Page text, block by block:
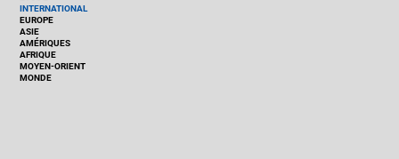
INTERNATIONAL
EUROPE
ASIE
AMÉRIQUES
AFRIQUE
MOYEN-ORIENT
MONDE